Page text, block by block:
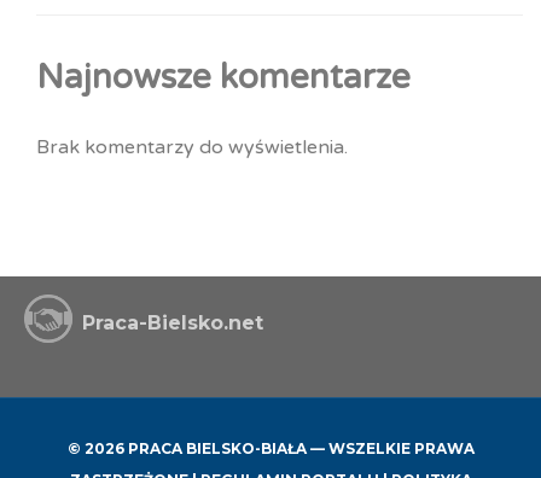
Najnowsze komentarze
Brak komentarzy do wyświetlenia.
Praca-Bielsko.net
© 2026 PRACA BIELSKO-BIAŁA — WSZELKIE PRAWA